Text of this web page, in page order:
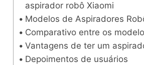
aspirador robô Xiaomi
Modelos de Aspiradores
Comparativo entre os
Vantagens de ter um
Depoimentos de usuários